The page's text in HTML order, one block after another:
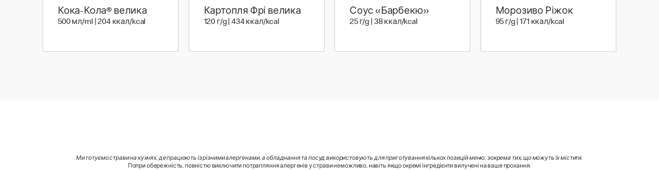
Кока-Кола® велика
500 мл/ml | 204 ккал/kcal 500 мл | 204 ккал
Картопля Фрі велика
120 г/g | 434 ккал/kcal
Соус «Барбекю»
25 г/g | 38 ккал/kcal
Морозиво Ріжок
95 г/g | 171 ккал/kcal
Ми готуємо страви на кухнях, де працюють із різними алергенами, а обладнання та посуд використовують для приготування кількох позицій меню, зокрема тих, що можуть їх містити.
Попри обережність, повністю виключити потрапляння алергенів у страви неможливо, навіть якщо окремі інгредієнти вилучені на ваше прохання.